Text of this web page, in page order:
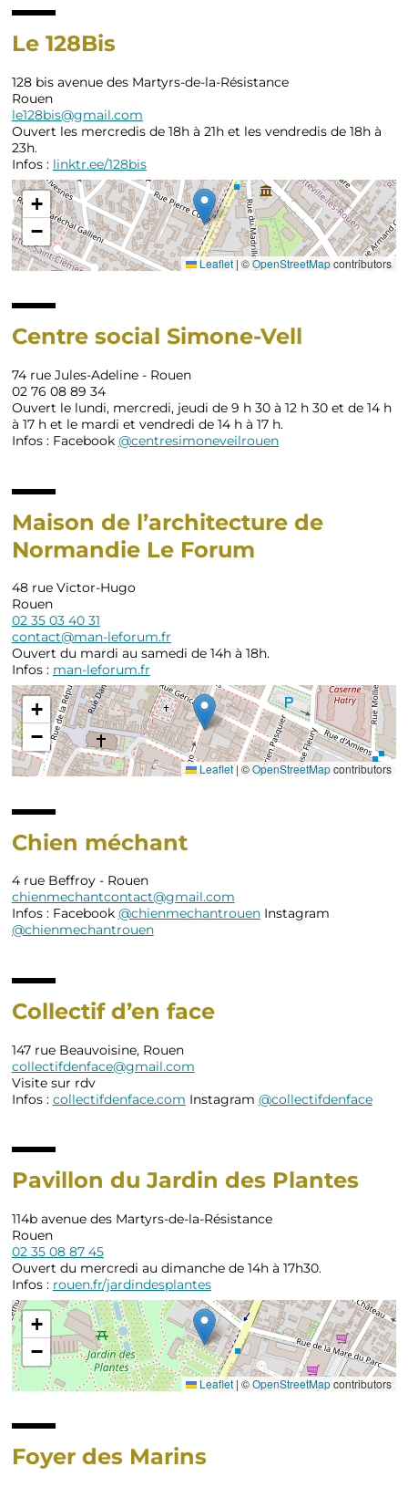
Le 128Bis
128 bis avenue des Martyrs-de-la-Résistance
Rouen
le128bis@gmail.com
Ouvert les mercredis de 18h à 21h et les vendredis de 18h à
23h.
Infos : linktr.ee/128bis
+
−
Leaflet | ©OpenStreetMapcontributors
Centre social Simone-Vell
74 rue Jules-Adeline - Rouen
02 76 08 89 34
Ouvert le lundi, mercredi, jeudi de 9 h 30 à 12 h 30 et de 14 h
à 17 h et le mardi et vendredi de 14 h à 17 h.
Infos : Facebook @centresimoneveilrouen
Maison de l’architecture de
Normandie Le Forum
48 rue Victor-Hugo
Rouen
02 35 03 40 31
contact@man-leforum.fr
Ouvert du mardi au samedi de 14h à 18h.
Infos : man-leforum.fr
+
−
Leaflet |©OpenStreetMapcontributors
Chien méchant
4 rue Beffroy - Rouen
chienmechantcontact@gmail.com
Infos : Facebook @chienmechantrouenInstagram
@chienmechantrouen
Collectif d’en face
147 rue Beauvoisine, Rouen
collectifdenface@gmail.com
Visite sur rdv
Infos : collectifdenface.com Instagram @collectifdenface
Pavillon du Jardin des Plantes
114b avenue des Martyrs-de-la-Résistance
Rouen
02 35 08 87 45
Ouvert du mercredi au dimanche de 14h à 17h30.
Infos : rouen.fr/jardindesplantes
+
−
Leaflet | ©OpenStreetMapcontributors
Foyer des Marins